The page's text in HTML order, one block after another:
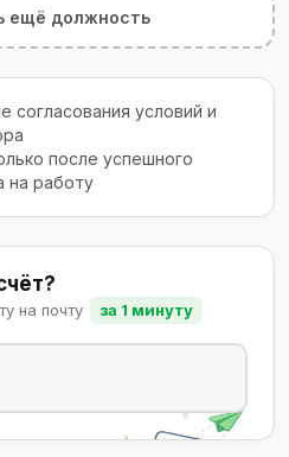
ещё должность
согласования условий и
после успешного
на работу
на почту за 1 минуту